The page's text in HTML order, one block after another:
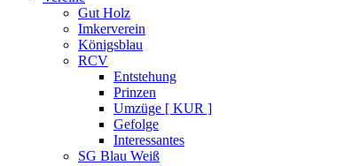
Gut Holz
Imkerverein
Königsblau
RCV
Entstehung
Prinzen
Umzüge [ KUR ]
Gefolge
Interessantes
SG Blau Weiß